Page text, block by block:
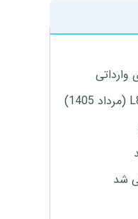
وارداتی
شد